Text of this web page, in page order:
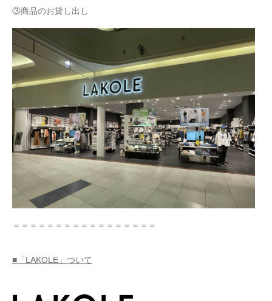
③商品のお貸し出し
＝＝＝＝＝＝＝＝＝＝＝＝＝＝＝＝＝
■「LAKOLE」ついて